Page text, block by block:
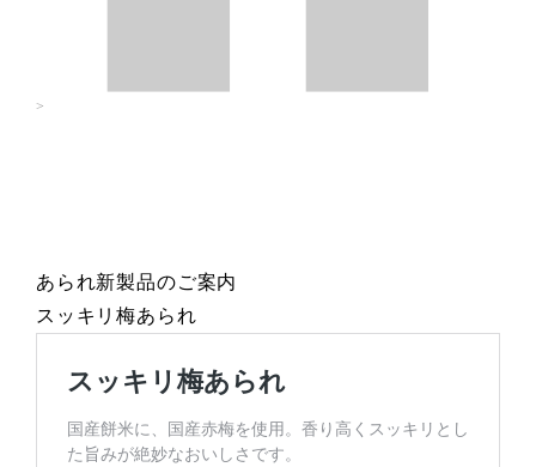
あられ新製品のご案内
スッキリ梅あられ